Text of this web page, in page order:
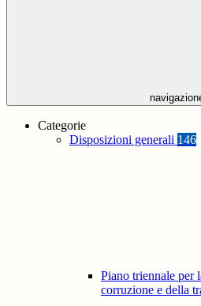
Categorie
Disposizioni generali 146
Piano triennale per
corruzione e della